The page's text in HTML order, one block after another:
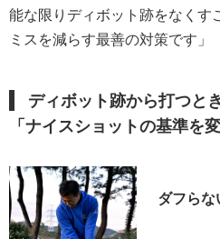
能な限りディボット跡をなくす
ミスを減らす最善の対策です」
ディボット跡から打つと
「ナイスショットの基準を
ダフら